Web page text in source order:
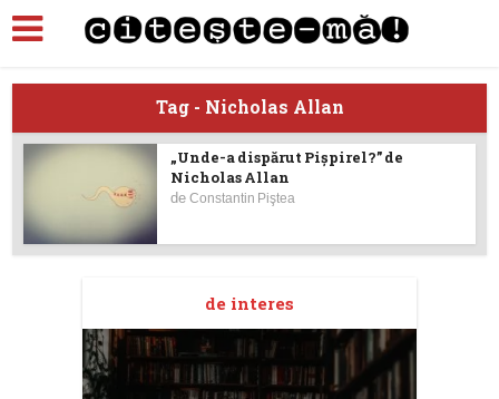
Tag - Nicholas Allan
„Unde-a dispărut Pişpirel?” de
Nicholas Allan
deConstantin Piştea
de interes